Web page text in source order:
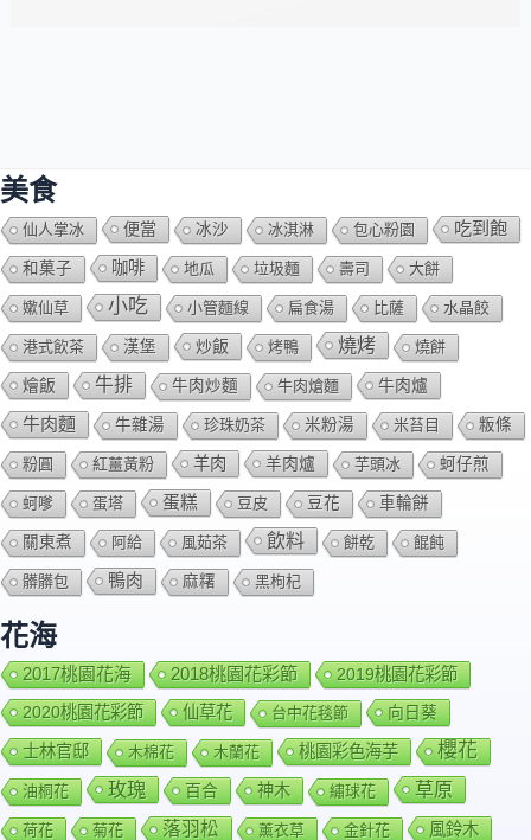
美食
仙人掌冰 便當 冰沙 冰淇淋 包心粉園 吃到飽
和菓子 咖啡 地瓜 垃圾麵 壽司 大餅
嫰仙草 小吃 小管麵線 扁食湯 比薩 水晶餃
港式飲茶 漢堡 炒飯 烤鴨 燒烤 燒餅
燴飯 牛排 牛肉炒麵 牛肉熗麵 牛肉爐
牛肉麵 牛雜湯 珍珠奶茶 米粉湯 米苔目 粄條
粉圓 紅薑黃粉 羊肉 羊肉爐 芋頭冰 蚵仔煎
蚵嗲 蛋塔 蛋糕 豆皮 豆花 車輪餅
關東煮 阿給 風茹茶 飲料 餅乾 餛飩
髒髒包 鴨肉 麻糬 黑枸杞
花海
2017桃園花海 2018桃園花彩節
2019桃園花彩節
2020桃園花彩節
仙草花 台中花毯節 向日葵
士林官邸 木棉花 木蘭花 桃園彩色海芋 櫻花
油桐花 玫瑰 百合 神木 繡球花 草原
荷花 菊花 落羽松 薰衣草 金針花 風鈴木